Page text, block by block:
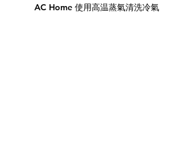
AC Home 使用高温蒸氣清洗冷氣